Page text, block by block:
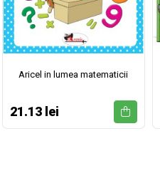
Aricel in lumea matematicii
21.13 lei